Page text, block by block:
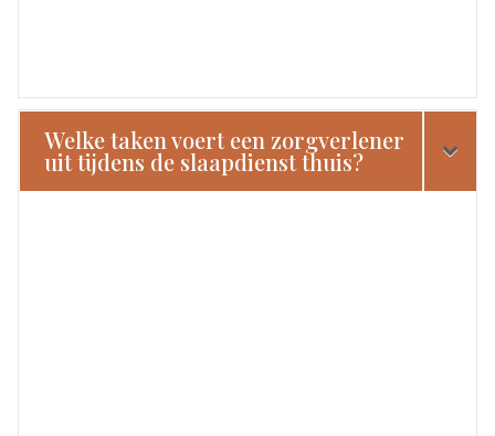
Welke taken voert een zorgverlener
uit tijdens de slaapdienst thuis?